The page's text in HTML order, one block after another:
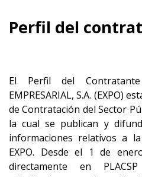
Perfil del
El Perfil del Contratante
EMPRESARIAL, S.A. (EXPO)
de Contratación del Sector
la cual se publican y
informaciones relativos a
EXPO. Desde el 1 de
directamente en